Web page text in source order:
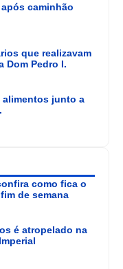
caminhão
que realizavam
Dom Pedro I.
alimentos junto a
como fica o
de semana
é atropelado na